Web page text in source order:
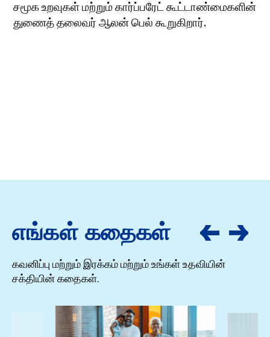
சமூக உறவுகள் மற்றும் கார்ப்பரேட் கூட்டாண்மைகளின்
துணைத் தலைவர் ஆலன் பெல் கூறுகிறார்.
எங்கள் கதைகள்
கவனிப்பு மற்றும் இரக்கம் மற்றும் உங்கள் உதவியின்
சக்தியின் கதைகள்.